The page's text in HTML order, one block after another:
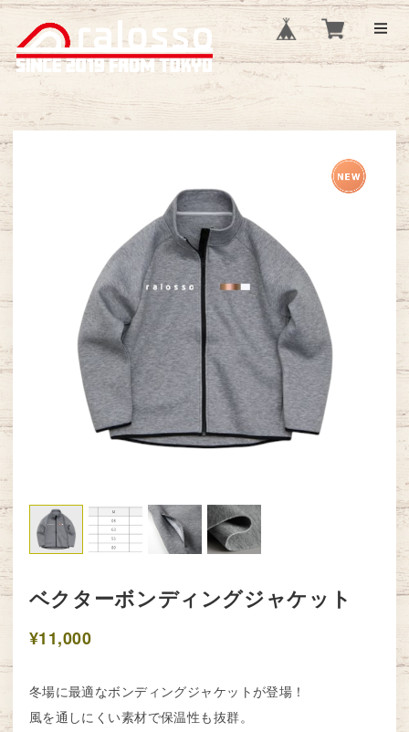
ベクターボンディングジャケット
¥11,000
冬場に最適なボンディングジャケットが登場！
風を通しにくい素材で保温性も抜群。